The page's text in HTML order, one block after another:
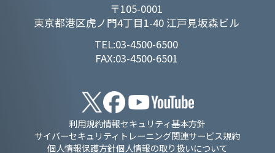
〒105-0001
東京都港区虎ノ門4丁目1-40 江戸見坂森ビル
TEL:03-4500-6500
FAX:03-4500-6501
利用規約情報セキュリティ基本方針
サイバーセキュリティトレーニング関連サービス規約
個人情報保護方針個人情報の取り扱いについて